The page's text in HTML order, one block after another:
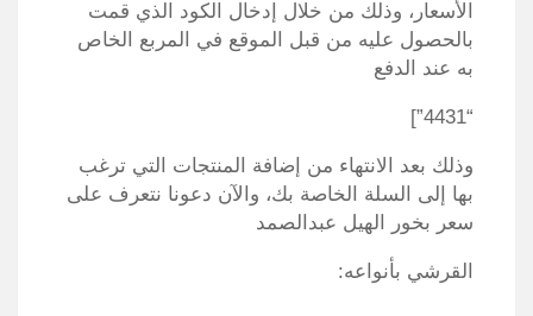
الأسعار، وذلك من خلال إدخال الكود الذي قمت
بالحصول عليه من قبل الموقع في المربع الخاص
به عند الدفع
“4431”]
وذلك بعد الانتهاء من إضافة المنتجات التي ترغب
بها إلى السلة الخاصة بك، والآن دعونا نتعرف على
سعر بخور الهيل عبدالصمد
القرشي بأنواعه: